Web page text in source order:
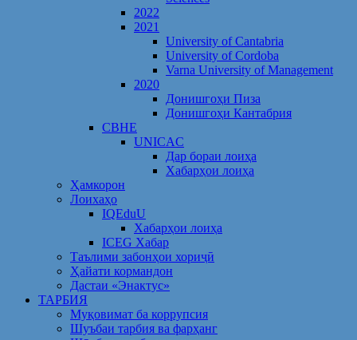
2022
2021
University of Cantabria
University of Cordoba
Varna University of Management
2020
Донишгоҳи Пиза
Донишгоҳи Кантабрия
CBHE
UNICAC
Дар бораи лоиҳа
Хабарҳои лоиҳа
Ҳамкорон
Лоихаҳо
IQEduU
Хабарҳои лоиҳа
ICEG Хабар
Таълими забонҳои хориҷӣ
Ҳайати кормандон
Дастаи «Энактус»
ТАРБИЯ
Муқовимат ба коррупсия
Шуъбаи тарбия ва фарҳанг